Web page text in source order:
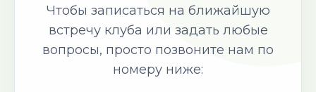
Чтобы записаться на ближайшую
встречу клуба или задать любые
вопросы, просто позвоните нам по
номеру ниже: